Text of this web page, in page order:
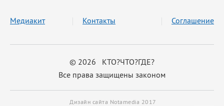
© 2026 КТО?ЧТО?ГДЕ?
Все права защищены законом
Медиакит Контакты Соглашение
Дизайн сайта Notamedia 2017